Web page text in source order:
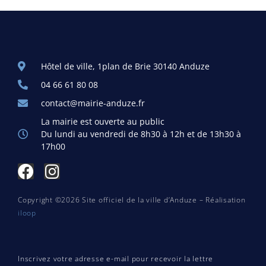
Hôtel de ville, 1plan de Brie 30140 Anduze
04 66 61 80 08
contact@mairie-anduze.fr
La mairie est ouverte au public
Du lundi au vendredi de 8h30 à 12h et de 13h30 à
17h00
Copyright ©2026 Site officiel de la ville d’Anduze – Réalisation
iloop
Inscrivez votre adresse e-mail pour recevoir la lettre